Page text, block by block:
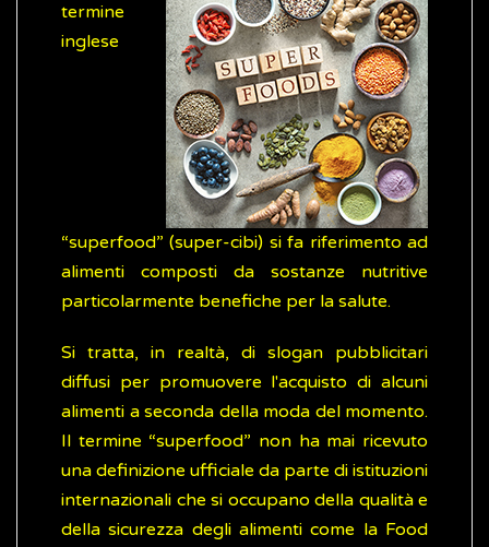
termine
inglese
“superfood” (super-cibi) si fa riferimento ad
alimenti composti da sostanze nutritive
particolarmente benefiche per la salute.
Si tratta, in realtà, di slogan pubblicitari
diffusi per promuovere l'acquisto di alcuni
alimenti a seconda della moda del momento.
Il termine “superfood” non ha mai ricevuto
una definizione ufficiale da parte di istituzioni
internazionali che si occupano della qualità e
della sicurezza degli alimenti come la Food